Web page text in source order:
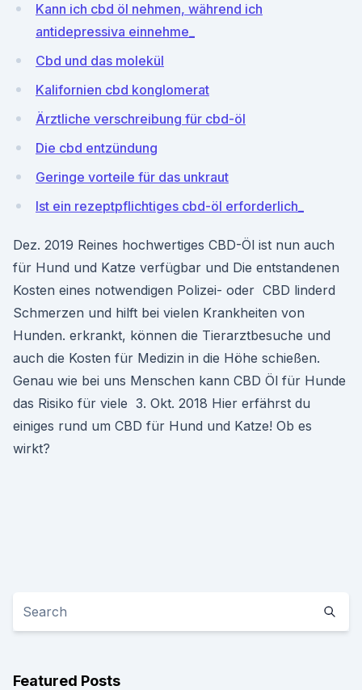
Kann ich cbd öl nehmen, während ich
antidepressiva einnehme_
Cbd und das molekül
Kalifornien cbd konglomerat
Ärztliche verschreibung für cbd-öl
Die cbd entzündung
Geringe vorteile für das unkraut
Ist ein rezeptpflichtiges cbd-öl erforderlich_
Dez. 2019 Reines hochwertiges CBD-Öl ist nun auch
für Hund und Katze verfügbar und Die entstandenen
Kosten eines notwendigen Polizei- oder CBD linderd
Schmerzen und hilft bei vielen Krankheiten von
Hunden. erkrankt, können die Tierarztbesuche und
auch die Kosten für Medizin in die Höhe schießen.
Genau wie bei uns Menschen kann CBD Öl für Hunde
das Risiko für viele 3. Okt. 2018 Hier erfährst du
einiges rund um CBD für Hund und Katze! Ob es
wirkt?
Featured Posts